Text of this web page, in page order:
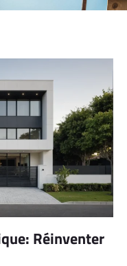
Réinventer